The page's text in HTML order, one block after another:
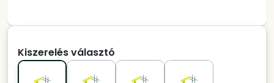
Kiszerelés választó